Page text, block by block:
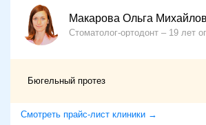
Макарова Ольга
Стоматолог-ортодонт 19 лет
Бюгельный протез
Смотреть прайс-лист клиники →